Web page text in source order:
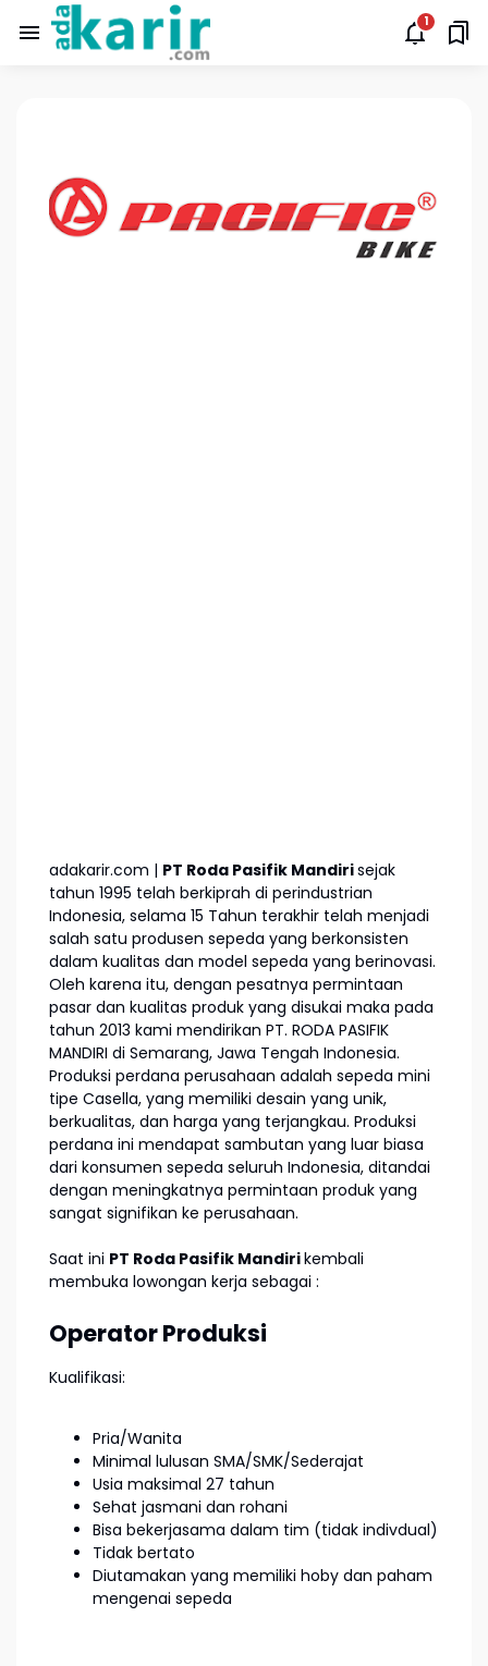
adakarir.com | PT Roda Pasifik Mandirisejak
tahun 1995 telah berkiprah di perindustrian
Indonesia, selama 15 Tahun terakhir telah menjadi
salah satu produsen sepeda yang berkonsisten
dalam kualitas dan model sepeda yang berinovasi.
Oleh karena itu, dengan pesatnya permintaan
pasar dan kualitas produk yang disukai maka pada
tahun 2013 kami mendirikan PT. RODA PASIFIK
MANDIRI di Semarang, Jawa Tengah Indonesia.
Produksi perdana perusahaan adalah sepeda mini
tipe Casella, yang memiliki desain yang unik,
berkualitas, dan harga yang terjangkau. Produksi
perdana ini mendapat sambutan yang luar biasa
dari konsumen sepeda seluruh Indonesia, ditandai
dengan meningkatnya permintaan produk yang
sangat signifikan ke perusahaan.
Saat ini PT Roda Pasifik Mandirikembali
membuka lowongan kerja sebagai :
Operator Produksi
Kualifikasi:
Pria/Wanita
Minimal lulusan SMA/SMK/Sederajat
Usia maksimal 27 tahun
Sehat jasmani dan rohani
Bisa bekerjasama dalam tim (tidak indivdual)
Tidak bertato
Diutamakan yang memiliki hoby dan paham
mengenai sepeda